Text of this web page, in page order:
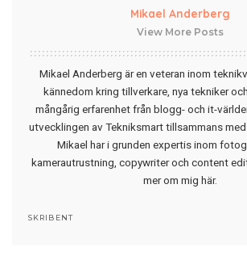
Mikael Anderberg
View More Posts
Mikael Anderberg är en veteran inom
kännedom kring tillverkare, nya tekniker
mångårig erfarenhet från blogg- och it-
utvecklingen av Tekniksmart tillsammans
Mikael har i grunden expertis inom
kamerautrustning, copywriter och content
mer om mig här.
SKRIBENT